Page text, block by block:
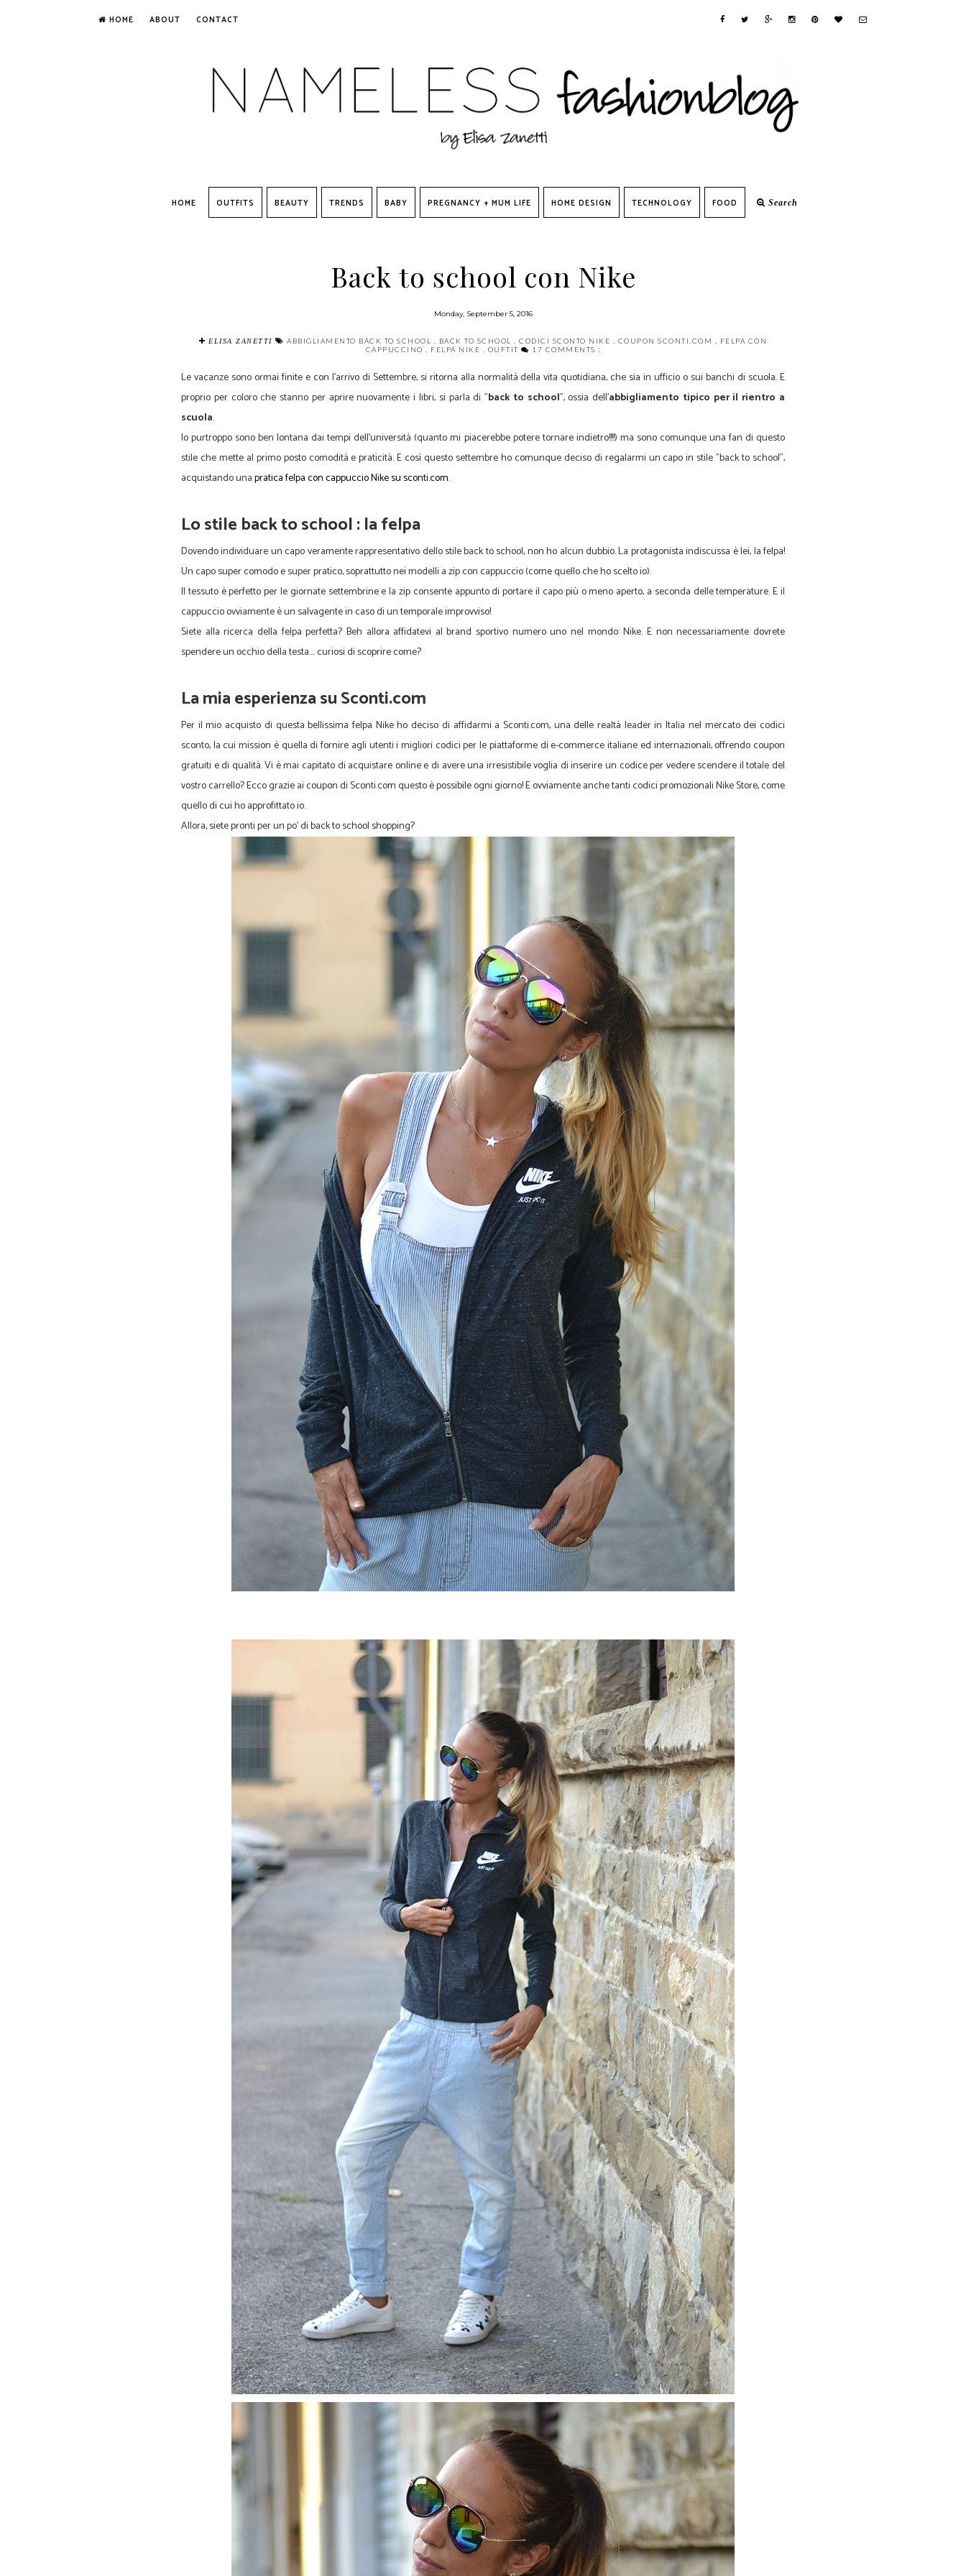
HOME ABOUT CONTACT
HOME OUTFITS BEAUTY TRENDS BABY PREGNANCY + MUM LIFE HOME DESIGN TECHNOLOGY FOOD Search
Back to school con Nike
Monday, September 5, 2016
ELISA ZANETTI ABBIGLIAMENTO BACK TO SCHOOL BACK TO SCHOOL CODICI SCONTO NIKE COUPON SCONTI.COM
FELPA CON
CAPPUCCINO
FELPA NIKE OUFTIT 17 COMMENTS :
Le vacanze sono ormai finite e con l'arrivo di Settembre, si ritorna alla normalità della vita quotidiana, che sia in ufficio o sui banchi di scuola. E
proprio per coloro che stanno per aprire nuovamente i libri, si parla di "back to school", ossia dell'abbigliamento tipico per il rientro a
scuola.
Io purtroppo sono ben lontana dai tempi dell'università (quanto mi piacerebbe potere tornare indietro!!!!) ma sono comunque una fan di questo
stile che mette al primo posto comodità e praticità. E così questo settembre ho comunque deciso di regalarmi un capo in stile "back to school",
acquistando unapratica felpa con cappuccio Nike su sconti.com.
Lo stile back to school : la felpa
Dovendo individuare un capo veramente rappresentativo dello stile back to school, non ho alcun dubbio. La protagonista indiscussa è lei, la felpa!
Un capo super comodo e super pratico, soprattutto nei modelli a zip con cappuccio (come quello che ho scelto io).
Il tessuto è perfetto per le giornate settembrine e la zip consente appunto di portare il capo più o meno aperto, a seconda delle temperature. E il
cappuccio ovviamente è un salvagente in caso di un temporale improvviso!
Siete alla ricerca della felpa perfetta? Beh allora affidatevi al brand sportivo numero uno nel mondo: Nike. E non necessariamente dovrete
spendere un occhio della testa…. curiosi di scoprire come?
La mia esperienza su Sconti.com
Per il mio acquisto di questa bellissima felpa Nike ho deciso di affidarmi a Sconti.com, una delle realtà leader in Italia nel mercato dei codici
sconto, la cui mission è quella di fornire agli utenti i migliori codici per le piattaforme di e-commerce italiane ed internazionali, offrendo coupon
gratuiti e di qualità. Vi è mai capitato di acquistare online e di avere una irresistibile voglia di inserire un codice per vedere scendere il totale del
vostro carrello? Ecco grazie ai coupon di Sconti.com questo è possibile ogni giorno! E ovviamente anche tanti codici promozionali Nike Store, come
quello di cui ho approfittato io.
Allora, siete pronti per un po' di back to school shopping?